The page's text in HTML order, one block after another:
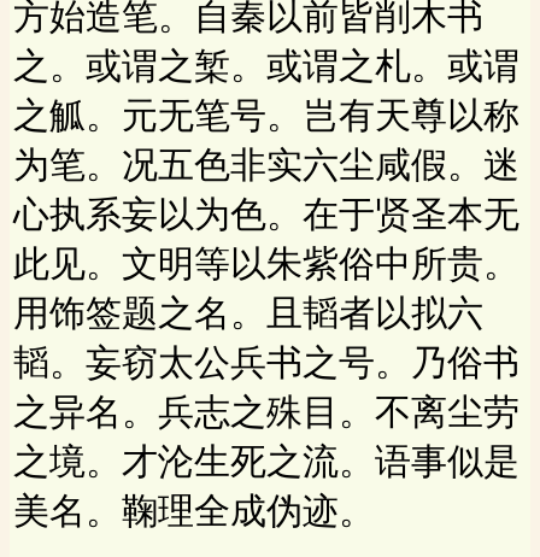
方始造笔。自秦以前皆削木书
之。或谓之椠。或谓之札。或谓
之觚。元无笔号。岂有天尊以称
为笔。况五色非实六尘咸假。迷
心执系妄以为色。在于贤圣本无
此见。文明等以朱紫俗中所贵。
用饰签题之名。且韬者以拟六
韬。妄窃太公兵书之号。乃俗书
之异名。兵志之殊目。不离尘劳
之境。才沦生死之流。语事似是
美名。鞠理全成伪迹。